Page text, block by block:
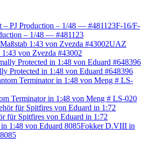
F-16/F-
– 1/48 — #481123
UAZ
von Zvezda #43002
Protected in 1:48 von Eduard #648396
Terminator in 1:48 von Meng # LS-020
für Spitfires von Eduard in 1:72
Fokker D.VIII in